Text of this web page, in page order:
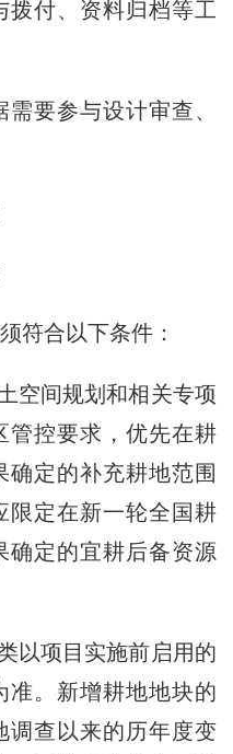
拨付、资料归档等工
要参与设计审查、
合以下条件：
间规划和相关专项
管控要求，优先在耕
确定的补充耕地范围
限定在新一轮全国耕
确定的宜耕后备资源
项目实施前启用的
准。新增耕地地块的
调查以来的历年度变